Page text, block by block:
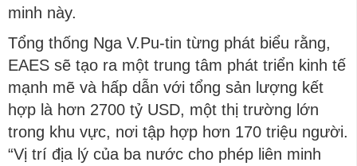
minh này.
Tổng thống Nga V.Pu-tin từng phát biểu rằng,
EAES sẽ tạo ra một trung tâm phát triển kinh tế
mạnh mẽ và hấp dẫn với tổng sản lượng kết
hợp là hơn 2700 tỷ USD, một thị trường lớn
trong khu vực, nơi tập hợp hơn 170 triệu người.
“Vị trí địa lý của ba nước cho phép liên minh